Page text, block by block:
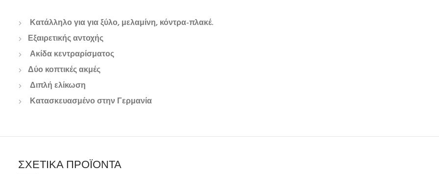
Κατάλληλο για για ξύλο, μελαμίνη, κόντρα-πλακέ.
Εξαιρετικής αντοχής
Ακίδα κεντραρίσματος
Δύο κοπτικές ακμές
Διπλή ελίκωση
Κατασκευασμένο στην Γερμανία
ΣΧΕΤΙΚΆ ΠΡΟΪΌΝΤΑ